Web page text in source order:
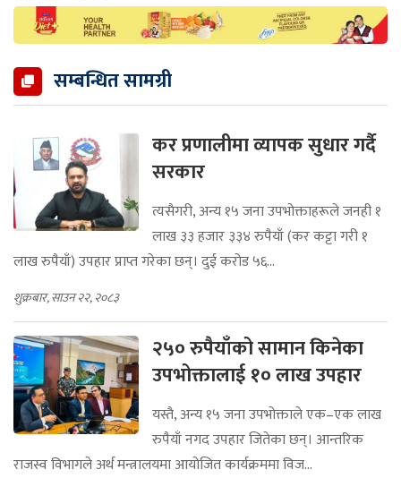
सम्बन्धित सामग्री
कर प्रणालीमा व्यापक सुधार गर्दै
सरकार
त्यसैगरी, अन्य १५ जना उपभोक्ताहरूले जनही १
लाख ३३ हजार ३३४ रुपैयाँ (कर कट्टा गरी १
लाख रुपैयाँ) उपहार प्राप्त गरेका छन्। दुई करोड ५६...
शुक्रबार, साउन २२, २०८३
२५० रुपैयाँको सामान किनेका
उपभोक्तालाई १० लाख उपहार
यस्तै, अन्य १५ जना उपभोक्ताले एक–एक लाख
रुपैयाँ नगद उपहार जितेका छन्। आन्तरिक
राजस्व विभागले अर्थ मन्त्रालयमा आयोजित कार्यक्रममा विज...